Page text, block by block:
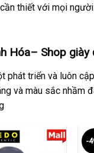
thiết với mọi
Hóa– Shop
phát triển và luôn
và màu sắc nhầm
-